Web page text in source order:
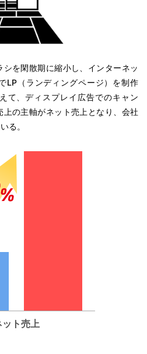
を閑散期に縮小し、インターネッ
LP（ランディングページ）を制作
て、ディスプレイ広告でのキャン
の主軸がネット売上となり、会社
る。
ット売上